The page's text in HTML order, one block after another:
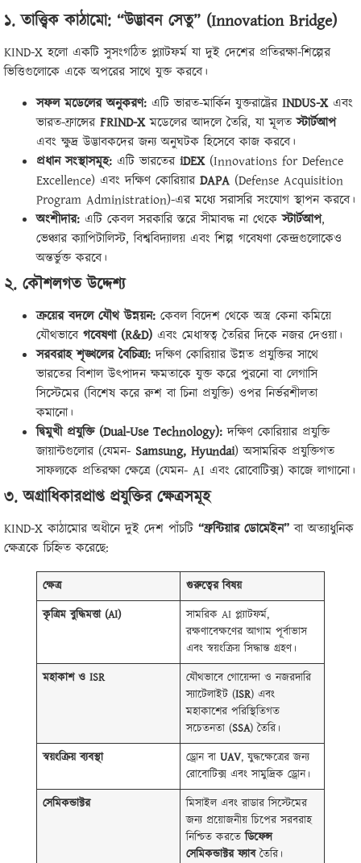
১. তাত্ত্বিক কাঠামো: “উদ্ভাবন সেতু” (Innovation Bridge)
KIND-X হলো একটি সুসংগঠিত প্ল্যাটফর্ম যা দুই দেশের প্রতিরক্ষা-শিল্পের
ভিত্তিগুলোকে একে অপরের সাথে যুক্ত করবে।
সফল মডেলের অনুকরণ: এটি ভারত-মার্কিন যুক্তরাষ্ট্রের INDUS-Xএবং
ভারত-ফ্রান্সের FRIND-Xমডেলের আদলে তৈরি, যা মূলতস্টার্টআপ
এবং ক্ষুদ্র উদ্ভাবকদের জন্য অনুঘটক হিসেবে কাজ করবে।
প্রধান সংস্থাসমূহ: এটি ভারতের iDEX(Innovations for Defence
Excellence) এবং দক্ষিণ কোরিয়ার DAPA (Defense Acquisition
Program Administration)-এর মধ্যে সরাসরি সংযোগ স্থাপন করবে।
অংশীদার: এটি কেবল সরকারি স্তরে সীমাবদ্ধ না থেকেস্টার্টআপ,
ভেঞ্চার ক্যাপিটালিস্ট, বিশ্ববিদ্যালয় এবং শিল্প গবেষণা কেন্দ্রগুলোকেও
অন্তর্ভুক্ত করবে।
২. কৌশলগত উদ্দেশ্য
ক্রয়ের বদলে যৌথ উন্নয়ন: কেবল বিদেশ থেকে অস্ত্র কেনা কমিয়ে
যৌথভাবে গবেষণা (R&D) এবং মেধাস্বত্ব তৈরির দিকে নজর দেওয়া।
সরবরাহ শৃঙ্খলের বৈচিত্র্য: দক্ষিণ কোরিয়ার উন্নত প্রযুক্তির সাথে
ভারতের বিশাল উৎপাদন ক্ষমতাকে যুক্ত করে পুরনো বা লেগাসি
সিস্টেমের (বিশেষ করে রুশ বা চিনা প্রযুক্তি) ওপর নির্ভরশীলতা
কমানো।
দ্বিমুখী প্রযুক্তি (Dual-Use Technology): দক্ষিণ কোরিয়ার প্রযুক্তি
জায়ান্টগুলোর (যেমন- Samsung, Hyundai) অসামরিক প্রযুক্তিগত
সাফল্যকে প্রতিরক্ষা ক্ষেত্রে (যেমন- AI এবং রোবোটিক্স) কাজে লাগানো।
৩. অগ্রাধিকারপ্রাপ্ত প্রযুক্তির ক্ষেত্রসমূহ
KIND-X কাঠামোর অধীনে দুই দেশ পাঁচটি “ফ্রন্টিয়ার ডোমেইন” বা অত্যাধুনিক
ক্ষেত্রকে চিহ্নিত করেছে:
ক্ষেত্র
গুরুত্বের বিষয়
কৃত্রিম বুদ্ধিমত্তা (AI)
সামরিক AI প্ল্যাটফর্ম,
রক্ষণাবেক্ষণের আগাম পূর্বাভাস
এবং স্বয়ংক্রিয় সিদ্ধান্ত গ্রহণ।
মহাকাশ ওISR
যৌথভাবে গোয়েন্দা ও নজরদারি
স্যাটেলাইট (ISR) এবং
মহাকাশের পরিস্থিতিগত
সচেতনতা (SSA) তৈরি।
স্বয়ংক্রিয় ব্যবস্থা
ড্রোন বাUAV, যুদ্ধক্ষেত্রের জন্য
রোবোটিক্স এবং সামুদ্রিক ড্রোন।
সেমিকন্ডাক্টর
মিসাইল এবং রাডার সিস্টেমের
জন্য প্রয়োজনীয় চিপের সরবরাহ
নিশ্চিত করতেডিফেন্স
সেমিকন্ডাক্টর ফ্যাবতৈরি।